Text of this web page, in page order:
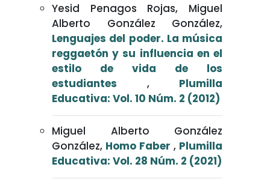
Yesid Penagos Rojas, Miguel
Alberto González González,
Lenguajes del poder. La música
reggaetón y su influencia en el
estilo de vida de los
estudiantes , Plumilla
Educativa: Vol. 10 Núm. 2 (2012)
Miguel Alberto González
González, Homo Faber , Plumilla
Educativa: Vol. 28 Núm. 2 (2021)